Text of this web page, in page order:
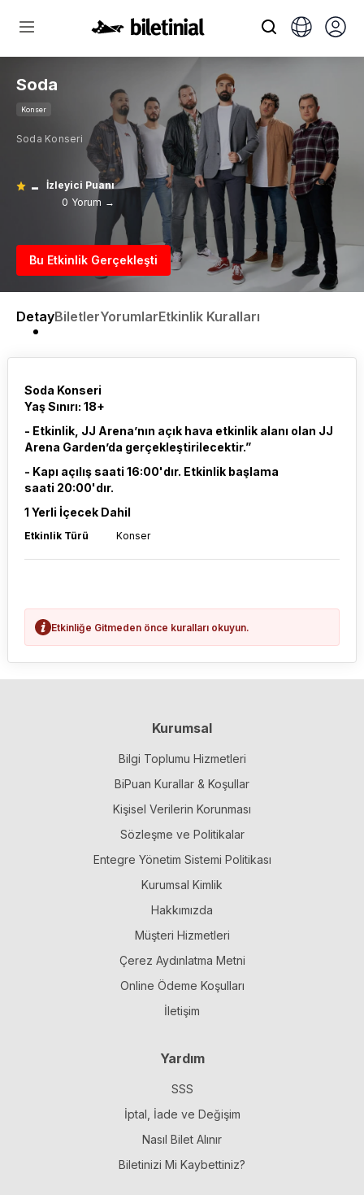
Soda
Konser
Soda Konseri
-
İzleyici Puanı
0 Yorum →
Bu Etkinlik Gerçekleşti
DetayBiletlerYorumlarEtkinlik Kuralları
Soda Konseri
Yaş Sınırı: 18+
- Etkinlik, JJ Arena’nın açık hava etkinlik alanı olan JJ
Arena Garden’da gerçekleştirilecektir.”
- Kapı açılış saati 16:00'dır. Etkinlik başlama
saati 20:00'dır.
1 Yerli İçecek Dahil
Etkinlik Türü Konser
Etkinliğe Gitmeden önce kuralları okuyun.
Kurumsal
Bilgi Toplumu Hizmetleri
BiPuan Kurallar & Koşullar
Kişisel Verilerin Korunması
Sözleşme ve Politikalar
Entegre Yönetim Sistemi Politikası
Kurumsal Kimlik
Hakkımızda
Müşteri Hizmetleri
Çerez Aydınlatma Metni
Online Ödeme Koşulları
İletişim
Yardım
SSS
İptal, İade ve Değişim
Nasıl Bilet Alınır
Biletinizi Mi Kaybettiniz?